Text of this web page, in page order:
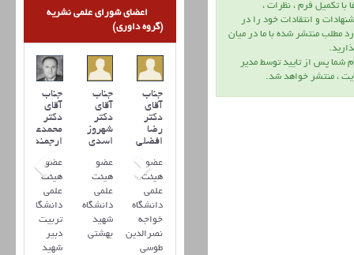
با تكميل فرم ، نظرات ،
و انتقادات خود را در
مطلب منتشر شده با ما در ميان
شما پس از تاييد توسط مدير
، منتشر خواهد شد.
اعضای شورای علمی نشریه
(گروه داوری)
جناب
آقای
دکتر
محمدعلی
ارجمند
عضو
هیئت
علمی
دانشگاه
تربیت
دبیر
شهید
جناب
آقای
دکتر
شهروز
اسدی
عضو
هیئت
علمی
دانشگاه
شهید
بهشتی
جناب
آقای
دکتر
رضا
افضلي
عضو
هیئت
علمی
دانشگاه
خواجه
نصرالدین
طوسی